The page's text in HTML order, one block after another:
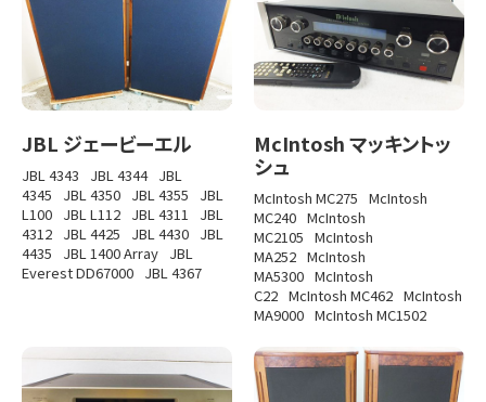
JBL ジェービーエル
JBL 4343 JBL 4344 JBL
4345
JBL 4350 JBL 4355
JBL
L100 JBL L112 JBL 4311
JBL
4312 JBL 4425 JBL 4430 JBL
4435
JBL 1400 Array JBL
Everest DD67000 JBL 4367
McIntosh マッキントッ
シュ
McIntosh MC275 McIntosh
MC240 McIntosh
MC2105 McIntosh
MA252 McIntosh
MA5300 McIntosh
C22 McIntosh MC462 McIntosh
MA9000 McIntosh MC1502